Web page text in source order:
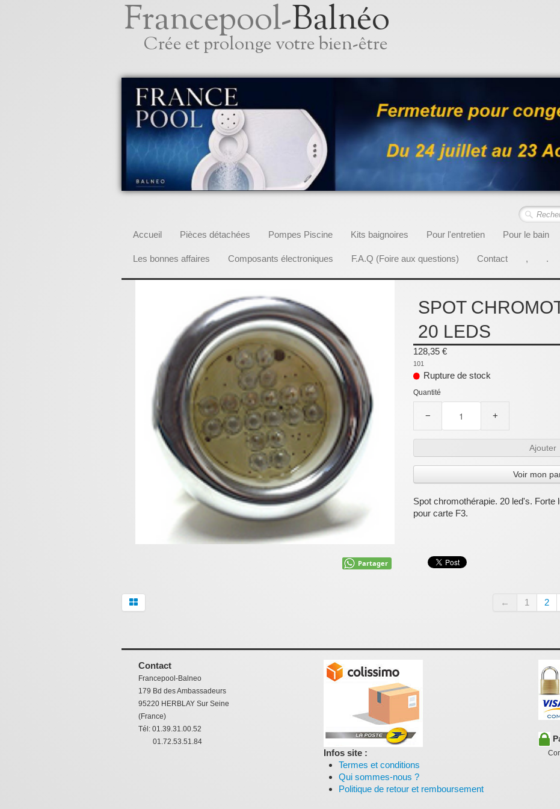
Francepool-Balnéo
Crée et prolonge votre bien-être
Accueil Pièces détachées Pompes Piscine Kits baignoires Pour l'entretien Pour le bain
Les bonnes affaires Composants électroniques F.A.Q (Foire aux questions) Contact , .
SPOT
20 LEDS
128,35 €
101
Rupture de stock
Quantité
− +
Ajouter
Voir mon
Spot chromothérapie. 20 led's. Forte
pour carte F3.
Partager
← 1 2
Contact
Francepool-Balneo
179 Bd des Ambassadeurs
95220 HERBLAY Sur Seine
(France)
Tél: 01.39.31.00.52
01.72.53.51.84
Infos site :
Termes et conditions
Qui sommes-nous ?
Politique de retour et remboursement